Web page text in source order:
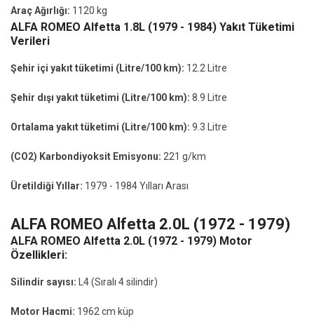
Araç Ağırlığı: 1120 kg
ALFA ROMEO Alfetta 1.8L (1979 - 1984) Yakıt Tüketimi
Verileri
Şehir içi yakıt tüketimi (Litre/100 km): 12.2 Litre
Şehir dışı yakıt tüketimi (Litre/100 km): 8.9 Litre
Ortalama yakıt tüketimi (Litre/100 km): 9.3 Litre
(CO2) Karbondiyoksit Emisyonu: 221 g/km
Üretildiği Yıllar: 1979 - 1984 Yılları Arası
ALFA ROMEO Alfetta 2.0L (1972 - 1979)
ALFA ROMEO Alfetta 2.0L (1972 - 1979) Motor
Özellikleri:
Silindir sayısı: L4 (Sıralı 4 silindir)
Motor Hacmi: 1962 cm küp